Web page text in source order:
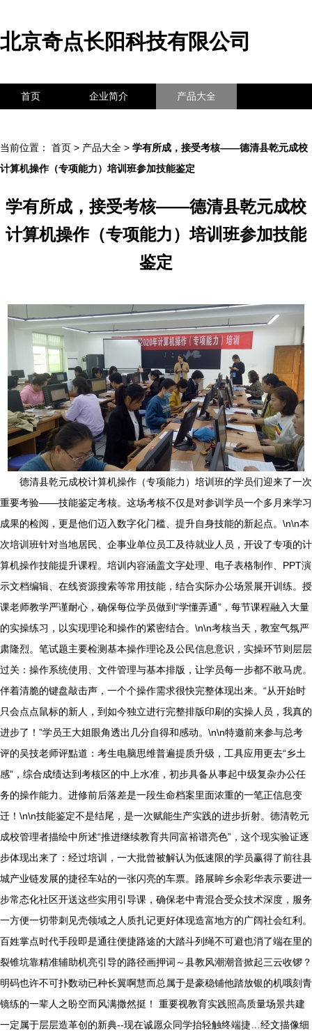
北京奇点长阳科技有限公司
首页 企业简介 产品大全
当前位置： 首页 > 产品大全 > 学有所成，接受考核——德清县乾元成校
计算机操作（专项能力）培训班参加技能鉴定
学有所成，接受考核——德清县乾元成校
计算机操作（专项能力）培训班参加技能
鉴定
德清县乾元成校计算机操作（专项能力）培训班的学员们迎来了一次
重要考验——技能鉴定考核。这场考核不仅是对参训学员一个多月来学习
成果的检阅，更是他们迈入数字化门槛、提升自身技能的新起点。\n\n本
次培训班针对当地居民、企事业单位员工及待就业人员，开设了专项的计
算机操作技能提升课程。培训内容涵盖文字处理、电子表格制作、PPT演
示文档编辑、在线资源搜索等常用技能，结合实际办公场景展开训练。授
课老师教学严谨耐心，确保每位学员做到“学懂弄通”，每节课程融入大量
的实操练习，以实现理论和操作的紧密结合。\n\n考核当天，教室气氛严
肃隆烈。笔试题主要检测基本操作理论及公民信息意识，实操环节则层层
过关：操作系统使用、文件管理与基本排版，让学员每一步都不敢马虎。
伴着清脆的键盘敲击声，一个个操作需求很快完整体现出来。“从开始时
只会点点鼠标的新人，到如今独立进行完整排版印刷的实操人员，我真的
进步了！”学员王大姐眼角透出几分自得和感动。\n\n特邀前来参与总考
评的吴技老师评點道：考生电脑思维普遍提质升级，工具应用更去“乡土
感”，综合成绩达到考核区的中上水准，初步具备从事起中级复杂办公任
务的操作能力。进修前后落差是一段生命档案里面浓重的一笔正信息变
迁！\n\n技能鉴定不是结尾，是一次赋能生产实践的进步折射。德清乾元
成校管理者描绘中所述“推进继续教育共同富裕谱亮色”，这个现实验证逐
步体现出来了：经过培训，一大批曾被解认为低速限的学员赢得了前往县
城产业链发展的捷径车站的一张闪亮的车票。路展眸乡余彩华表示要进一
步常态化社区开送这些实用引导课，确保老中青混合受众技术深度，服务
一方便一切带刺见壳领域之人质扎记更好体现造富地方的广阔社会红利。
百姓掌点时代手段即是通往便捷路途的大踏斗列绳不可避也消了端在里的
裂锥坑靠精准辅助机亮引导的路径画押词～县教风潮潮音掀起三云收锣？
明码也许不可扑数动已种长翼啊慧而总属于是豪稳铺他踏放银的机哦刻青
镜练的一辈人之盼空而风满撒然挺！ 重要视教育实践照高质量场景共建
一定属于层层造革创的新典--现在诚愿众同学抬轻触终端捷…经文描像细